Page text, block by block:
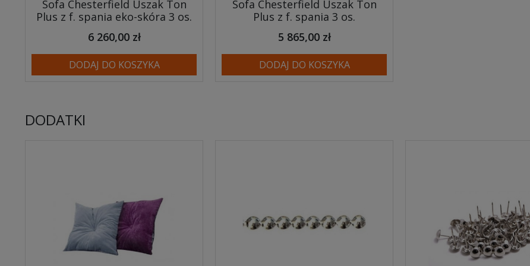
Sofa Chesterfield Uszak Ton
Plus z f. spania eko-skóra 3 os.
6 260,00 zł
DODAJ DO KOSZYKA
Sofa Chesterfield Uszak Ton
Plus z f. spania 3 os.
5 865,00 zł
DODAJ DO KOSZYKA
DODATKI